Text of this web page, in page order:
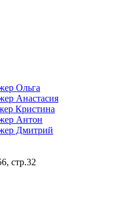
Ольга
Анастасия
Кристина
Антон
Дмитрий
стр.32